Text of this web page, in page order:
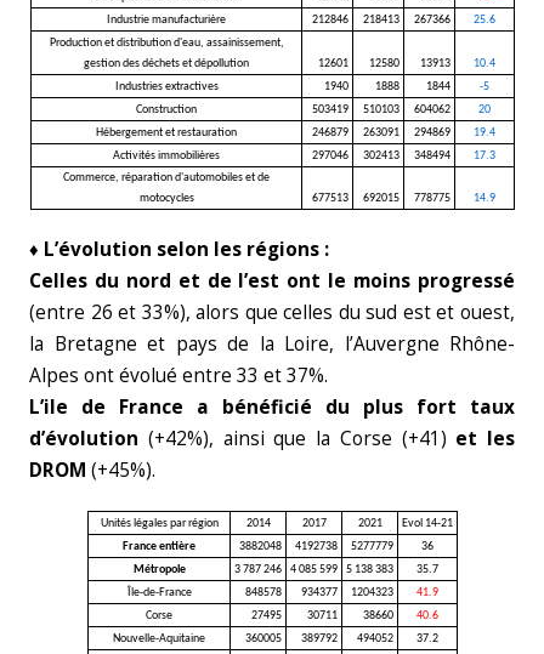
Industrie manufacturière
212846 218413 267366
25.6
Production et distribution d'eau, assainissement,
gestion des déchets et dépollution
12601 12580 13913
10.4
Industries extractives
1940 1888 1844
-5
Construction
503419 510103 604062
20
Hébergement et restauration
246879 263091 294869
19.4
Activités immobilières
297046 302413 348494
17.3
Commerce, réparation d'automobiles et de
motocycles
677513 692015 778775 14.9
♦ L’évolution selon les régions :
Celles du nord et de l’est ont le moins progressé
(entre 26 et 33%), alors que celles du sud est et ouest,
la Bretagne et pays de la Loire, l’Auvergne Rhône-
Alpes ont évolué entre 33 et 37%.
L’ile de France a bénéficié du plus fort taux
d’évolution (+42%), ainsi que la Corse (+41) et les
DROM (+45%).
Unités légales par région 2014 2017 2021
Evol 14-21
France entière
3882048 4192738 5277779
36
Métropole
3 787 246 4 085 599 5 138 383
35.7
Île-de-France
848578 934377 1204323
41.9
Corse
27495 30711 38660
40.6
Nouvelle-Aquitaine
360005 389792 494052
37.2